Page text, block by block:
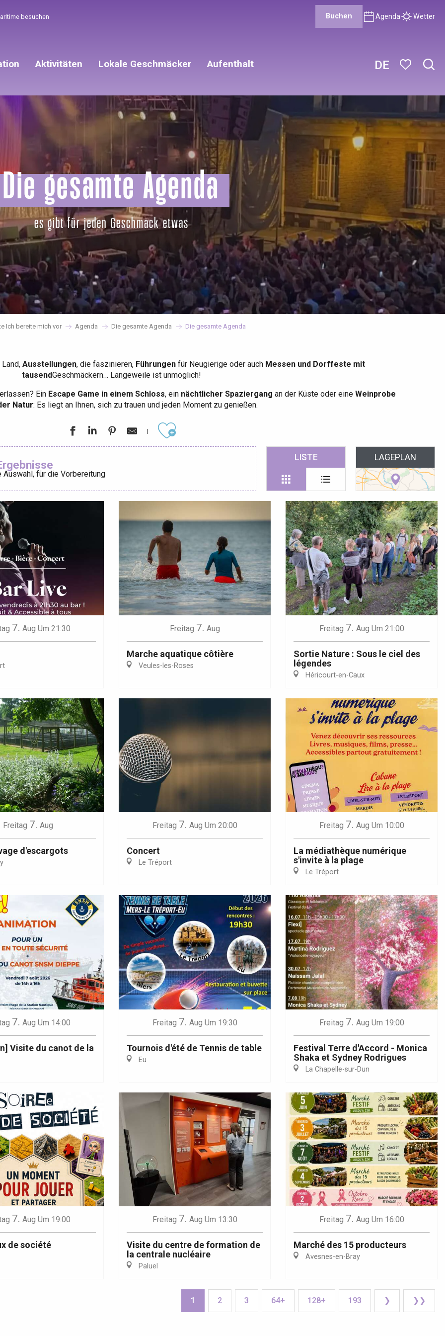
DE
besuchen Buchen Agenda Wetter
Lille 2h30
Bresle
Aktivitäten Lokale Geschmäcker Aufenthalt
Die gesamte Agenda
es gibt für jeden Geschmack etwas
Ich bereite mich vor Agenda Die gesamte Agenda Die gesamte Agenda
Ausstellungen, die faszinieren, Führungenfür Neugierige oder auch Messen und Dorffeste mit
tausendGeschmäckern… Langeweile ist unmöglich!
Ein Escape Game in einem Schloss, ein nächtlicher Spaziergang an der Küste oder eine Weinprobe
Natur: Es liegt an Ihnen, sich zu trauen und jeden Moment zu genießen.
Ajouter aux favoris
Auswahl, für die Vorbereitung
LISTE LAGEPLAN
7. Aug Um 21:30 Freitag 7. Aug
Marche aquatique côtière
Veules-les-Roses
Freitag 7. Aug Um 21:00
Sortie Nature : Sous le ciel des
légendes
Héricourt-en-Caux
Freitag 7. Aug
d'escargots
Freitag 7. Aug Um 20:00
Concert
Le Tréport
Freitag 7. Aug Um 10:00
La médiathèque numérique
s'invite à la plage
Le Tréport
7. Aug Um 14:00
Visite du canot de la
Freitag 7. Aug Um 19:30
Tournois d'été de Tennis de table
Eu
Freitag 7. Aug Um 19:00
Festival Terre d'Accord - Monica
Shaka et Sydney Rodrigues
La Chapelle-sur-Dun
7. Aug Um 19:00
de société
Freitag 7. Aug Um 13:30
Visite du centre de formation de
la centrale nucléaire
Paluel
Freitag 7. Aug Um 16:00
Marché des 15 producteurs
Avesnes-en-Bray
1 2 3 64+ 128+ 193 ❯ ❯❯